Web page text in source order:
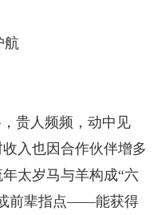
航
贵人频频，动中见
入也因合作伙伴增多
太岁马与羊构成“六
前辈指点——能获得